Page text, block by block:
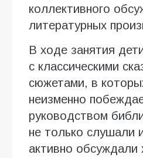
коллективного
литературных
В ходе занятия
с классическими
сюжетами, в
неизменно
руководством
не только слушали
активно обсуждали